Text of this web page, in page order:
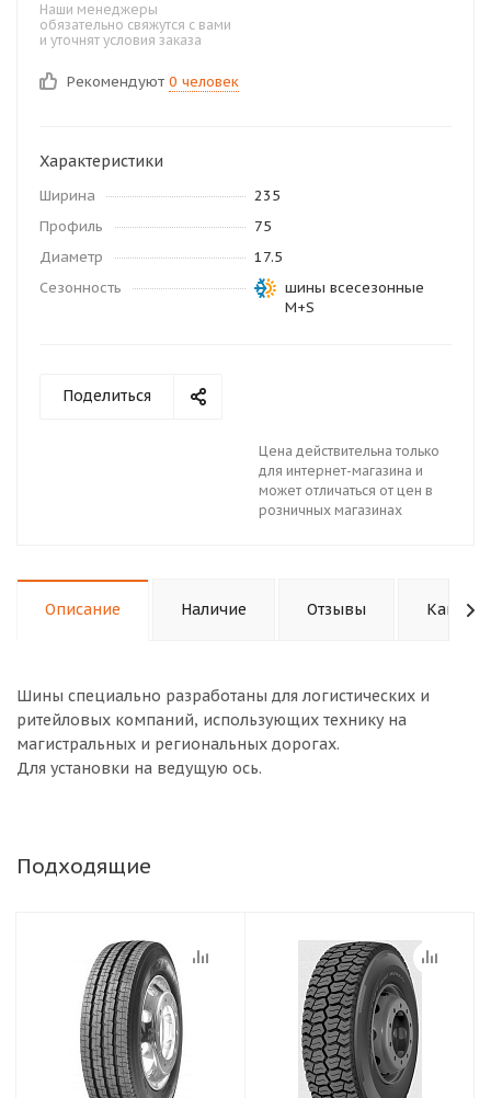
Наши менеджеры
обязательно свяжутся с вами
и уточнят условия заказа
Рекомендуют 0 человек
Характеристики
Ширина
235
Профиль
75
Диаметр
17.5
Сезонность
шины всесезонные
M+S
Поделиться
Цена действительна только
для интернет-магазина и
может отличаться от цен в
розничных магазинах
Описание Наличие Отзывы Как
Шины специально разработаны для логистических и
ритейловых компаний, использующих технику на
магистральных и региональных дорогах.
Для установки на ведущую ось.
Подходящие